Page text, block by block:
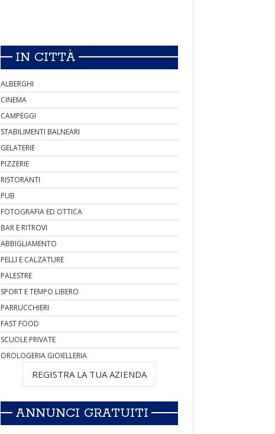
IN CITTÀ
ALBERGHI
CINEMA
CAMPEGGI
STABILIMENTI BALNEARI
GELATERIE
PIZZERIE
RISTORANTI
PUB
FOTOGRAFIA ED OTTICA
BAR E RITROVI
ABBIGLIAMENTO
PELLI E CALZATURE
PALESTRE
SPORT E TEMPO LIBERO
PARRUCCHIERI
FAST FOOD
SCUOLE PRIVATE
OROLOGERIA GIOIELLERIA
REGISTRA LA TUA AZIENDA
ANNUNCI GRATUITI